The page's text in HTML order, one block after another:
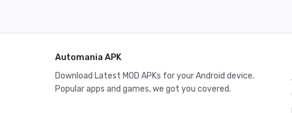
Automania APK
Download Latest MOD APKs for your Android device.
Popular apps and games, we got you covered.